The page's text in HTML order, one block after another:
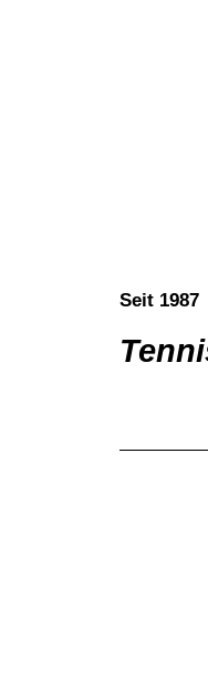
Seit 1987